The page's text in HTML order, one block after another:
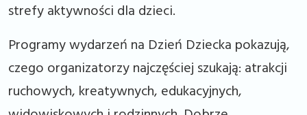
strefy aktywności dla dzieci.
Programy wydarzeń na Dzień Dziecka pokazują,
czego organizatorzy najczęściej szukają: atrakcji
ruchowych, kreatywnych, edukacyjnych,